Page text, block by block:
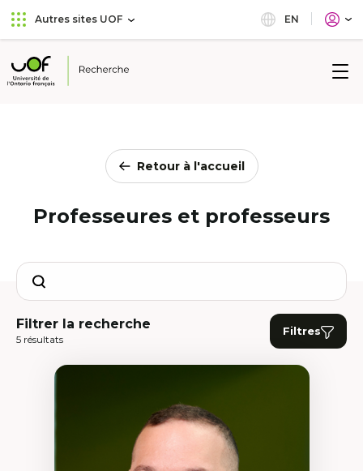
Aller
au
principal
Passer
au
Autres sites UOF EN
Université
Retour à l'accueil
Professeures et professeurs
Search
Filtrer la recherche
5 résultats
Filtres